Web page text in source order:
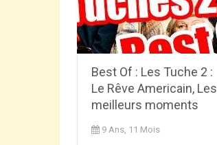
Best Of : Les Tuche 2 :
Le Rêve Americain, Les
meilleurs moments
9 Ans, 11 Mois